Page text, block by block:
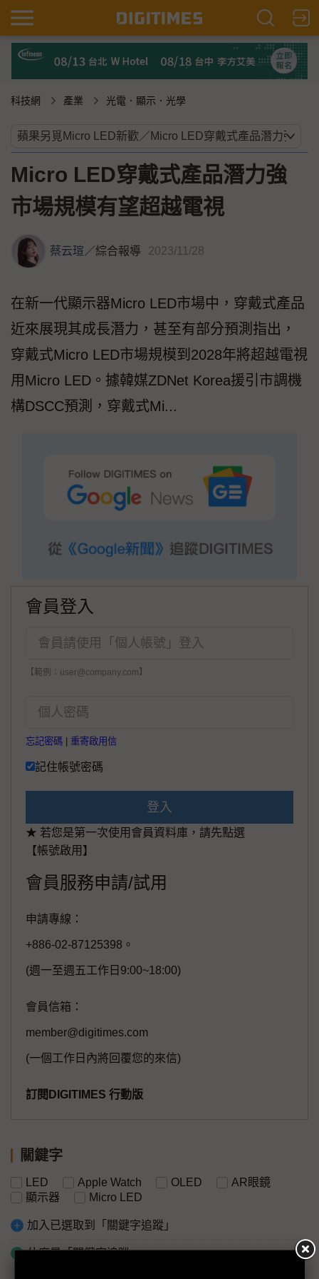
科技網 產業 光電．顯示．光學
Micro LED穿戴式產品潛力強
市場規模有望超越電視
蔡云瑄／綜合報導 2023/11/28
在新一代顯示器Micro LED市場中，穿戴式產品
近來展現其成長潛力，甚至有部分預測指出，
穿戴式Micro LED市場規模到2028年將超越電視
用Micro LED。據韓媒ZDNet Korea援引市調機
構DSCC預測，穿戴式Mi...
會員登入
【範例：user@company.com】
忘記密碼 重寄啟用信
記住帳號密碼
登入
★ 若您是第一次使用會員資料庫，請先點選
【帳號啟用】
會員服務申請/試用
申請專線：
+886-02-87125398。
(週一至週五工作日9:00~18:00)
會員信箱：
member@digitimes.com
(一個工作日內將回覆您的來信)
訂閱DIGITIMES 行動版
關鍵字
LED Apple Watch OLED
AR眼鏡
顯示器
Micro LED
加入已選取到「關鍵字追蹤」
什麼是「關鍵字追蹤」